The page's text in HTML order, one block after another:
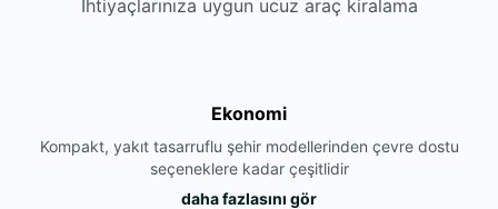
İhtiyaçlarınıza uygun ucuz araç kiralama
Ekonomi
Kompakt, yakıt tasarruflu şehir modellerinden çevre dostu
seçeneklere kadar çeşitlidir
daha fazlasını gör